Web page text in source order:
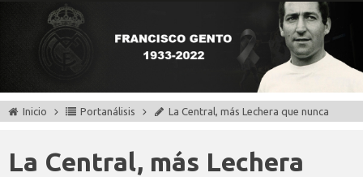
Inicio Portanálisis La Central, más Lechera que nunca
La Central, más Lechera